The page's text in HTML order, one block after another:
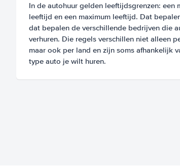
In de autohuur gelden leeftijdsgrenzen: een
leeftijd en een maximum leeftijd. Dat
dat bepalen de verschillende bedrijven die
verhuren. Die regels verschillen niet alleen
maar ook per land en zijn soms afhankelijk
type auto je wilt huren.